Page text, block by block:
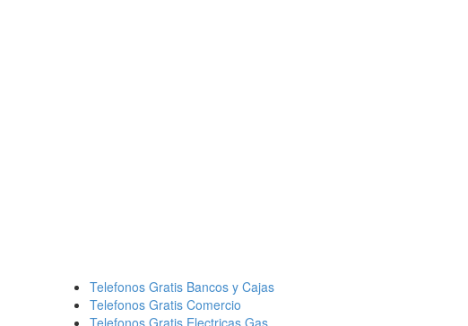
Telefonos Gratis Bancos y Cajas
Telefonos Gratis Comercio
Telefonos Gratis Electricas Gas